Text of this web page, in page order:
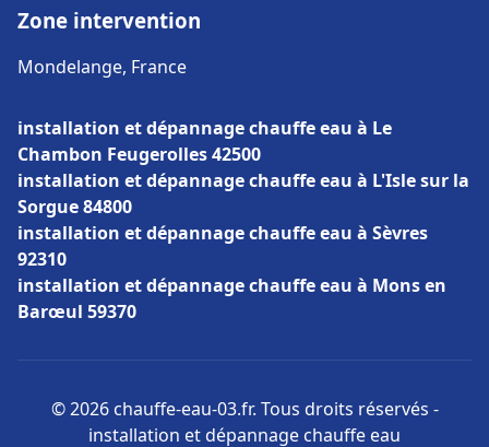
Zone intervention
Mondelange, France
installation et dépannage chauffe eau à Le
Chambon Feugerolles 42500
installation et dépannage chauffe eau à L'Isle sur la
Sorgue 84800
installation et dépannage chauffe eau à Sèvres
92310
installation et dépannage chauffe eau à Mons en
Barœul 59370
© 2026 chauffe-eau-03.fr. Tous droits réservés -
installation et dépannage chauffe eau